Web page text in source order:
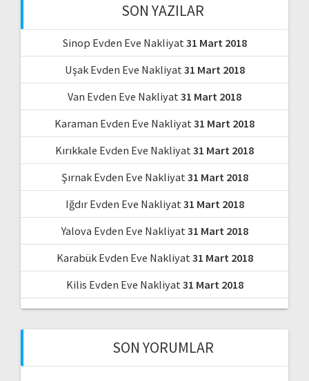
SON YAZILAR
Sinop Evden Eve Nakliyat 31 Mart 2018
Uşak Evden Eve Nakliyat 31 Mart 2018
Van Evden Eve Nakliyat 31 Mart 2018
Karaman Evden Eve Nakliyat 31 Mart 2018
Kırıkkale Evden Eve Nakliyat 31 Mart 2018
Şırnak Evden Eve Nakliyat 31 Mart 2018
Iğdır Evden Eve Nakliyat 31 Mart 2018
Yalova Evden Eve Nakliyat 31 Mart 2018
Karabük Evden Eve Nakliyat 31 Mart 2018
Kilis Evden Eve Nakliyat 31 Mart 2018
SON YORUMLAR